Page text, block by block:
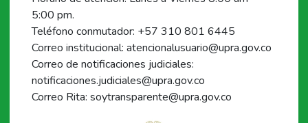
5:00 pm.
Teléfono conmutador: +57 310 801 6445
Correo institucional: atencionalusuario@upra.gov.co
Correo de notificaciones judiciales:
notificaciones.judiciales@upra.gov.co
Correo Rita: soytransparente@upra.gov.co